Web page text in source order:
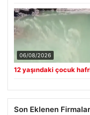
06/08/2026
12 yaşındaki çocuk
Son Eklenen Firmalar